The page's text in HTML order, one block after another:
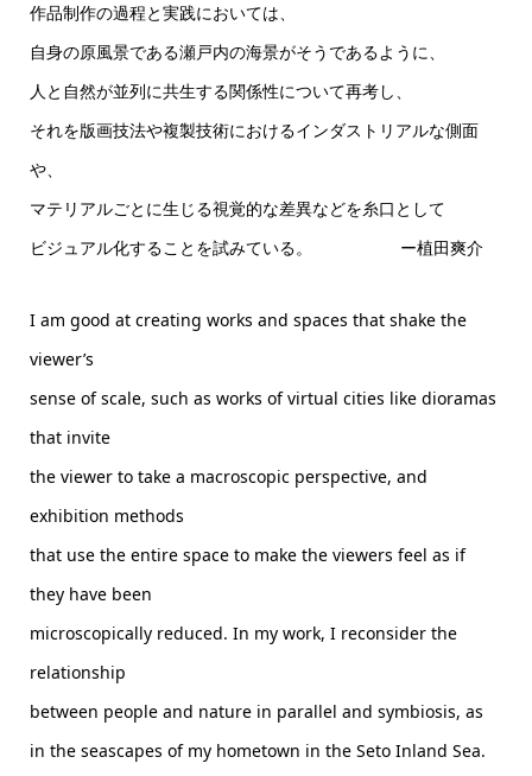
作品制作の過程と実践においては、
自身の原風景である瀬戸内の海景がそうであるように、
人と自然が並列に共生する関係性について再考し、
それを版画技法や複製技術におけるインダストリアルな側面
や、
マテリアルごとに生じる視覚的な差異などを糸口として
ビジュアル化することを試みている。 ー植田爽介
I am good at creating works and spaces that shake the
viewer’s
sense of scale, such as works of virtual cities like dioramas
that invite
the viewer to take a macroscopic perspective, and
exhibition methods
that use the entire space to make the viewers feel as if
they have been
microscopically reduced. In my work, I reconsider the
relationship
between people and nature in parallel and symbiosis, as
in the seascapes of my hometown in the Seto Inland Sea.